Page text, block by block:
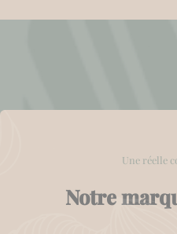
Une réelle
Notre